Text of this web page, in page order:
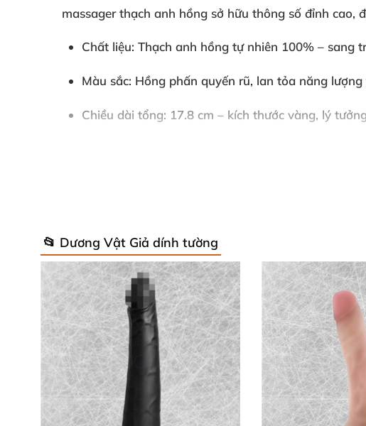
massager thạch anh hồng sở hữu thông số đỉnh cao,
Chất liệu: Thạch anh hồng tự nhiên 100% – sang
Màu sắc: Hồng phấn quyến rũ, lan tỏa năng
Chiều dài tổng: 17.8 cm – kích thước vàng, lý
: 2.5-3.4 cm – vừa vặn, ôm sát mà
: 334 g – cầm chắc tay, mang cảm
Xuất xứ: Sản xuất tại Trung Quốc với tiêu chuẩn
Những thông số này làmG Wand thạch anh hồngtrở
khác biệt nhẹ – tăng thêm sức hút riêng biệt! Lưu ý
Hướng Dẫn Sử Dụng & Chăm Sóc Siêu Dễ 🛁
Rửa sạch bằng nước ấm pha xà phòng dịu nhẹ
tan ma sát – tương thích nhựa, kính, kim loại. Sau sử
📂 Dương Vật Giả dính tường